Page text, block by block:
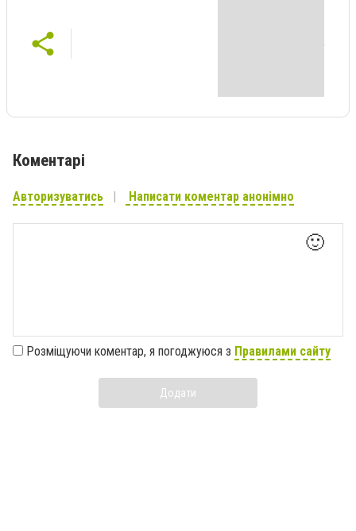
Коментарі
Авторизуватись Написати коментар анонімно
🙂
Розміщуючи коментар, я погоджуюся з Правилами сайту
Додати